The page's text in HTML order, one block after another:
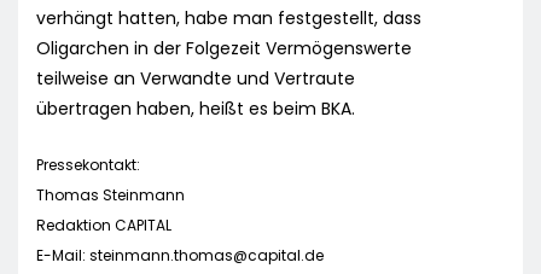
verhängt hatten, habe man festgestellt, dass
Oligarchen in der Folgezeit Vermögenswerte
teilweise an Verwandte und Vertraute
übertragen haben, heißt es beim BKA.
Pressekontakt:
Thomas Steinmann
Redaktion CAPITAL
E-Mail: steinmann.thomas@capital.de